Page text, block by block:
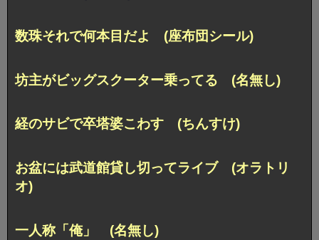
数珠それで何本目だよ (座布団シール)
坊主がビッグスクーター乗ってる (名無し)
経のサビで卒塔婆こわす (ちんすけ)
お盆には武道館貸し切ってライブ (オラトリ
オ)
一人称「俺」 (名無し)